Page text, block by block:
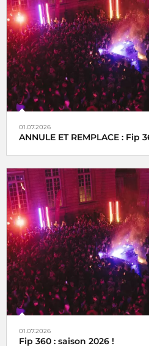
01.07.2026
ANNULE ET REMPLACE : Fip
01.07.2026
Fip 360 : saison 2026 !